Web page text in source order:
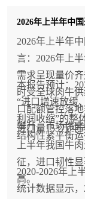
2026年上半年中
2026年上半年
言：2026年上
需求呈现量价
时受全球肉牛
口配额管控落
攀升，市场供
本报告预计：
“进口增速放缓
利润收缩”的整
结构性紧平衡
进口量153万吨
上半年我国牛
征，进口韧性
高。
2020-2026年上
统计数据显示